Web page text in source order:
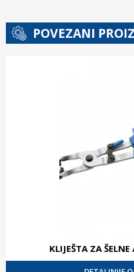
POVEZANI
KLIJEŠTA ZA